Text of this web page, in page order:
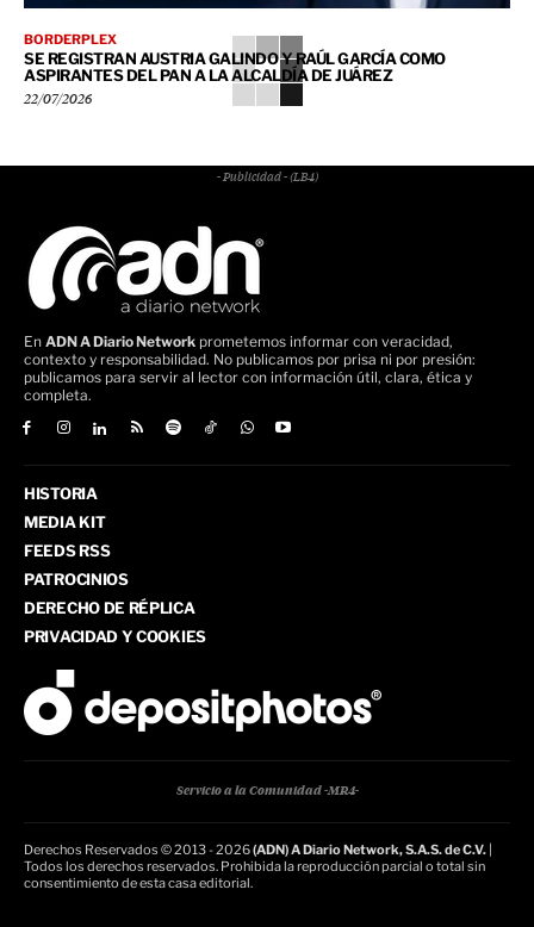
BORDERPLEX
SE REGISTRAN AUSTRIA GALINDO Y RAÚL GARCÍA COMO
ASPIRANTES DEL PAN A LA ALCALDÍA DE JUÁREZ
22/07/2026
- Publicidad - (LB4)
En ADN A Diario Network prometemos informar con veracidad,
contexto y responsabilidad. No publicamos por prisa ni por presión:
publicamos para servir al lector con información útil, clara, ética y
completa.
HISTORIA
MEDIA KIT
FEEDS RSS
PATROCINIOS
DERECHO DE RÉPLICA
PRIVACIDAD Y COOKIES
Servicio a la Comunidad -MR4-
Derechos Reservados © 2013 - 2026(ADN) A Diario Network, S.A.S. de C.V.
Todos los derechos reservados. Prohibida la reproducción parcial o total sin
consentimiento de esta casa editorial.